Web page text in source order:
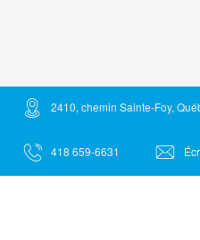
2410, chemin Sainte-Foy,
418 659-6631